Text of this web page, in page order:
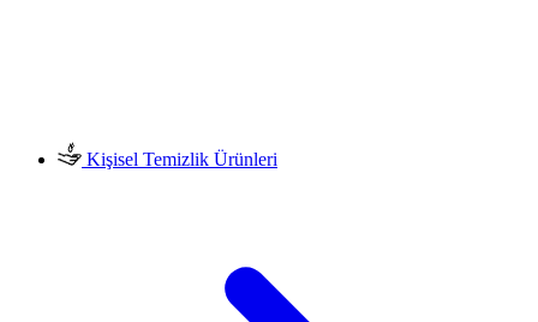
Kişisel Temizlik Ürünleri